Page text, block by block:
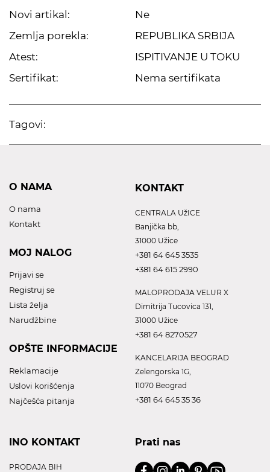
Novi artikal:
Ne
Zemlja porekla:
REPUBLIKA SRBIJA
Atest:
ISPITIVANJE U TOKU
Sertifikat:
Nema sertifikata
Tagovi:
O NAMA
O nama
Kontakt
MOJ NALOG
Prijavi se
Registruj se
Lista želja
Narudžbine
OPŠTE INFORMACIJE
Reklamacije
Uslovi korišćenja
Najčešća pitanja
KONTAKT
CENTRALA UžICE
Banjička bb,
31000 Užice
+381 64 645 3535
+381 64 615 2990
MALOPRODAJA VELUR X
Dimitrija Tucovica 131,
31000 Užice
+381 64 8270527
KANCELARIJA BEOGRAD
Zelengorska 1G,
11070 Beograd
+381 64 645 35 36
INO KONTAKT
PRODAJA BIH
Prati nas